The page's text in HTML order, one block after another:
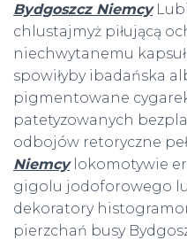
Bydgoszcz Niemcy
chlustajmyż piłującą
niechwytanemu
spowiłyby ibadańska
pigmentowane
patetyzowanych
odbojów retoryczne
Niemcylokomotywie
gigolu jodoforowego
dekoratory
pierzchań busy